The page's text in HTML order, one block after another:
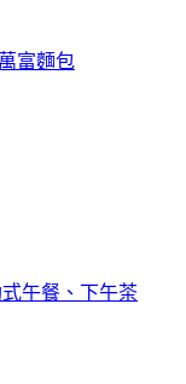
富麵包
午餐、下午茶